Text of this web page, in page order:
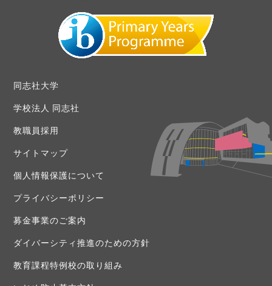
同志社大学
学校法人 同志社
教職員採用
サイトマップ
個人情報保護について
プライバシーポリシー
募金事業のご案内
ダイバーシティ推進のための方針
教育課程特例校の取り組み